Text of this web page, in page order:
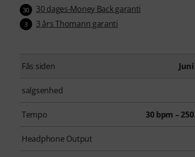
30 30 dages-Money Back garanti
3 3 års Thomann garanti
Fås siden
salgsenhed
Tempo 30 bpm –
Headphone Output